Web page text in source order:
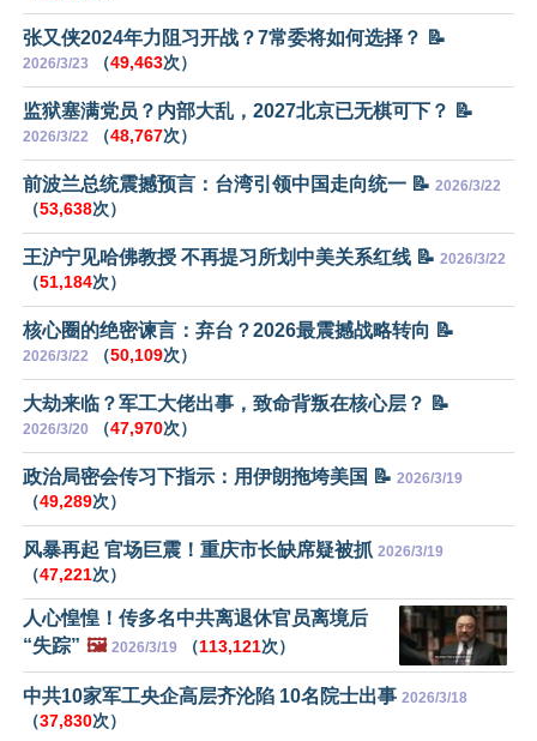
张又侠2024年力阻习开战？7常委将如何选择？ 📝
2026/3/23 （49,463次）
监狱塞满党员？内部大乱，2027北京已无棋可下？ 📝
2026/3/22 （48,767次）
前波兰总统震撼预言：台湾引领中国走向统一 📝 2026/3/22
（53,638次）
王沪宁见哈佛教授 不再提习所划中美关系红线 📝 2026/3/22
（51,184次）
核心圈的绝密谏言：弃台？2026最震撼战略转向 📝
2026/3/22 （50,109次）
大劫来临？军工大佬出事，致命背叛在核心层？ 📝
2026/3/20 （47,970次）
政治局密会传习下指示：用伊朗拖垮美国 📝 2026/3/19
（49,289次）
风暴再起 官场巨震！重庆市长缺席疑被抓 2026/3/19
（47,221次）
人心惶惶！传多名中共离退休官员离境后
“失踪” 🖼️ 2026/3/19 （113,121次）
中共10家军工央企高层齐沦陷 10名院士出事 2026/3/18
（37,830次）